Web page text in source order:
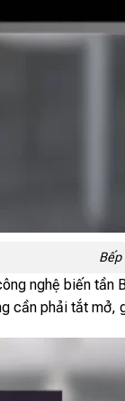
Bếp
nghệ biến tần
cần phải tắt mở,